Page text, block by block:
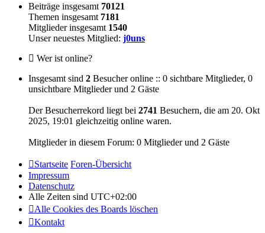
Beiträge insgesamt 70121
Themen insgesamt 7181
Mitglieder insgesamt 1540
Unser neuestes Mitglied: j0uns
Wer ist online?
Insgesamt sind 2 Besucher online :: 0 sichtbare Mitglieder, 0
unsichtbare Mitglieder und 2 Gäste
Der Besucherrekord liegt bei 2741 Besuchern, die am 20. Okt
2025, 19:01 gleichzeitig online waren.
Mitglieder in diesem Forum: 0 Mitglieder und 2 Gäste
Startseite Foren-Übersicht
Impressum
Datenschutz
Alle Zeiten sind UTC+02:00
Alle Cookies des Boards löschen
Kontakt